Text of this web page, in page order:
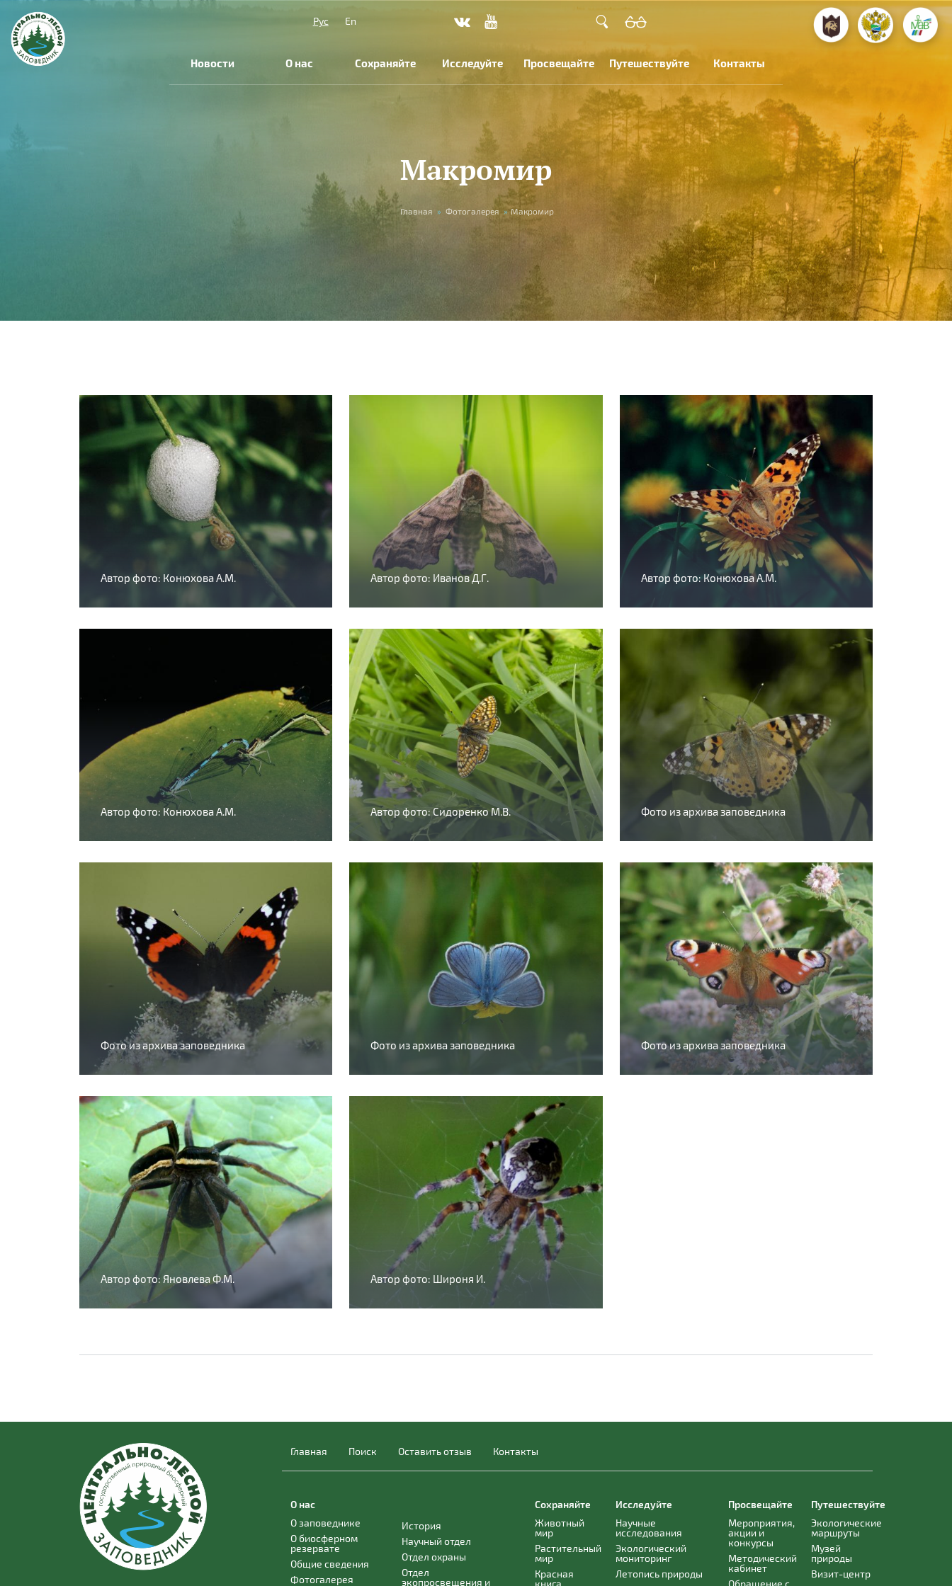
Рус
En
Новости О нас Сохраняйте Исследуйте Просвещайте Путешествуйте Контакты
Макромир
Главная » Фотогалерея » Макромир
Автор фото: Конюхова А.М. Автор фото: Иванов Д.Г. Автор фото: Конюхова А.М.
Автор фото: Конюхова А.М. Автор фото: Сидоренко М.В. Фото из архива заповедника
Фото из архива заповедника Фото из архива заповедника Фото из архива заповедника
Автор фото: Яновлева Ф.М. Автор фото: Широня И.
Главная Поиск Оставить отзыв Контакты
О нас
О заповеднике
О биосферном
резервате
Общие сведения
Фотогалерея
История
Научный отдел
Отдел охраны
Отдел
экопросвещения и
Сохраняйте
Животный
мир
Растительный
мир
Красная
книга
Исследуйте
Научные
исследования
Экологический
мониторинг
Летопись природы
Просвещайте
Мероприятия,
акции и
конкурсы
Методический
кабинет
Обращение с
Путешествуйте
Экологические
маршруты
Музей
природы
Визит-центр